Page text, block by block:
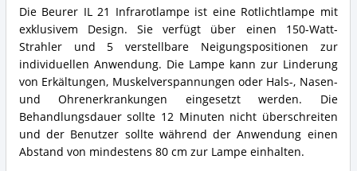
Beurer
IL
21
Infrarotlampe
Zusammenfassung:
Was
bietet
diese
Rotlichtlampe?
Die Beurer IL 21 Infrarotlampe ist eine Rotlichtlampe mit
exklusivem Design. Sie verfügt über einen 150-Watt-
Strahler und 5 verstellbare Neigungspositionen zur
individuellen Anwendung. Die Lampe kann zur Linderung
von Erkältungen, Muskelverspannungen oder Hals-, Nasen-
und Ohrenerkrankungen eingesetzt werden. Die
Behandlungsdauer sollte 12 Minuten nicht überschreiten
und der Benutzer sollte während der Anwendung einen
Abstand von mindestens 80 cm zur Lampe einhalten.
21
Infrarotlampe
Vorteile:
Was
spricht
für
diese
Rotlichtlampe?